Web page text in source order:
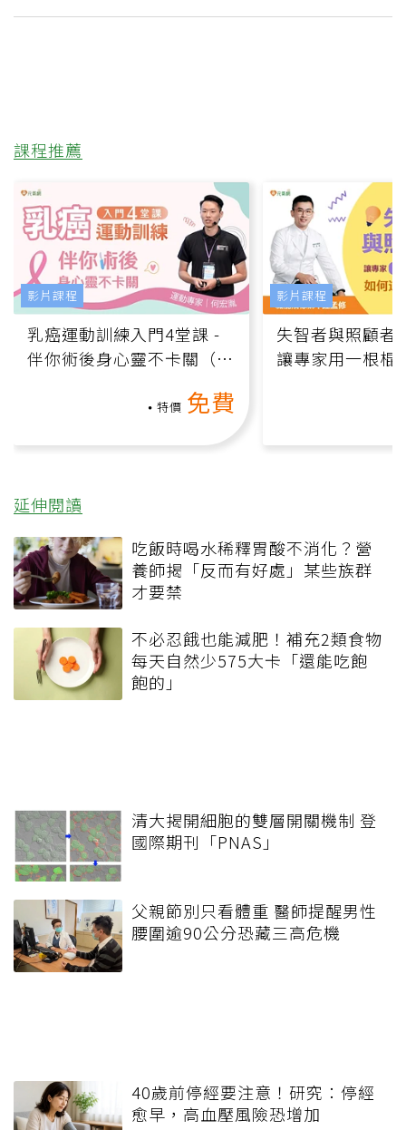
課程推薦
乳癌運動訓練入門4堂課 -
伴你術後身心靈不卡關（線
特價 免費
影片課程
失智者與照顧者
讓專家用一根棍
影片課程
延伸閱讀
吃飯時喝水稀釋胃酸不消化？營
養師揭「反而有好處」某些族群
才要禁
不必忍餓也能減肥！補充2類食物
每天自然少575大卡「還能吃飽
飽的」
清大揭開細胞的雙層開關機制 登
國際期刊「PNAS」
父親節別只看體重 醫師提醒男性
腰圍逾90公分恐藏三高危機
40歲前停經要注意！研究：停經
愈早，高血壓風險恐增加